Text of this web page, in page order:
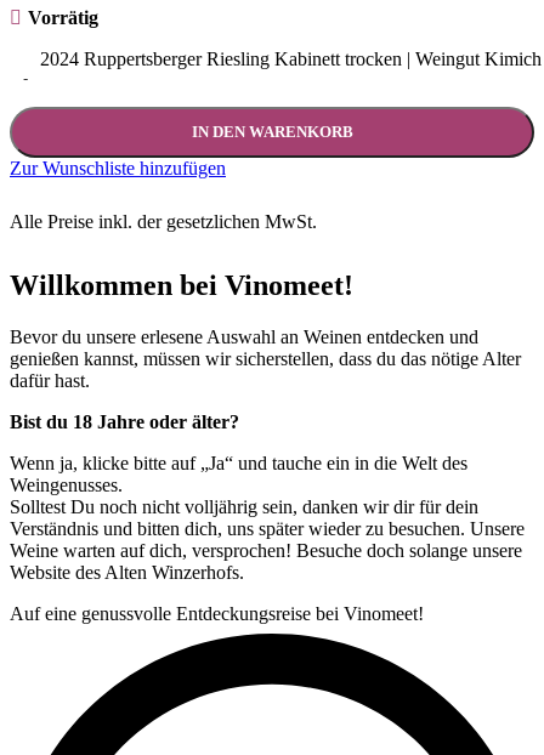
Vorrätig
-
2024 Ruppertsberger Riesling Kabinett trocken | Weingut
IN DEN WARENKORB
Zur Wunschliste hinzufügen
Alle Preise inkl. der gesetzlichen MwSt.
Willkommen bei Vinomeet!
Bevor du unsere erlesene Auswahl an Weinen entdecken und
genießen kannst, müssen wir sicherstellen, dass du das nötige Alter
dafür hast.
Bist du 18 Jahre oder älter?
Wenn ja, klicke bitte auf „Ja“ und tauche ein in die Welt des
Weingenusses.
Solltest Du noch nicht volljährig sein, danken wir dir für dein
Verständnis und bitten dich, uns später wieder zu besuchen. Unsere
Weine warten auf dich, versprochen! Besuche doch solange unsere
Website des Alten Winzerhofs.
Auf eine genussvolle Entdeckungsreise bei Vinomeet!